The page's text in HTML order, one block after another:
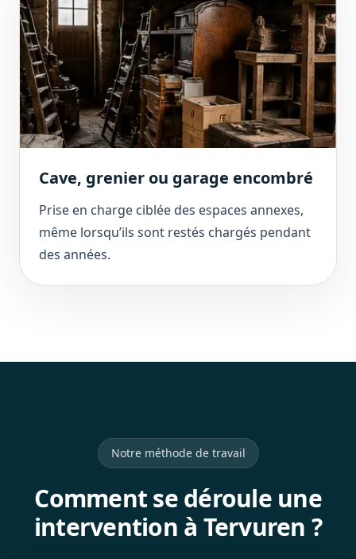
Cave, grenier ou garage encombré
Prise en charge ciblée des espaces annexes,
même lorsqu’ils sont restés chargés pendant
des années.
Notre méthode de travail
Comment se déroule une
intervention à Tervuren ?